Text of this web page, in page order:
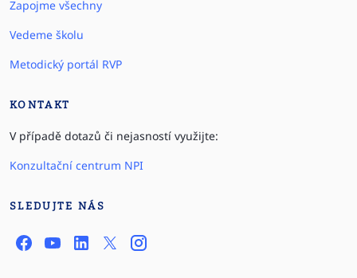
Zapojme všechny
Vedeme školu
Metodický portál RVP
KONTAKT
V případě dotazů či nejasností využijte:
Konzultační centrum NPI
SLEDUJTE NÁS